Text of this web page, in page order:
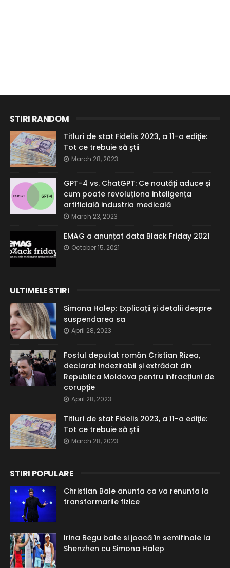
STIRI RANDOM
Titluri de stat Fidelis 2023, a 11-a ediţie:
Tot ce trebuie să ştii
March 28, 2023
GPT-4 vs. ChatGPT: Ce noutăți aduce și
cum poate revoluționa inteligența
artificială industria medicală
March 23, 2023
EMAG a anunțat data Black Friday 2021
October 15, 2021
ULTIMELE STIRI
Simona Halep: Explicații și detalii despre
suspendarea sa
April 28, 2023
Fostul deputat român Cristian Rizea,
declarat indezirabil și extrădat din
Republica Moldova pentru infracțiuni de
corupție
April 28, 2023
Titluri de stat Fidelis 2023, a 11-a ediţie:
Tot ce trebuie să ştii
March 28, 2023
STIRI POPULARE
Christian Bale anunta ca va renunta la
transformarile fizice
Irina Begu bate si joacă în semifinale la
Shenzhen cu Simona Halep